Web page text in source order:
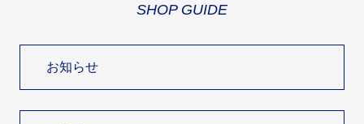
SHOP GUIDE
お知らせ